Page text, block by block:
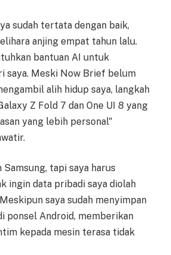
sudah tertata dengan baik,
anjing empat tahun lalu.
bantuan AI untuk
saya. Meski Now Brief belum
alih hidup saya, langkah
Z Fold 7 dan One UI 8 yang
yang lebih personal"
Samsung, tapi saya harus
ingin data pribadi saya diolah
saya sudah menyimpan
ponsel Android, memberikan
kepada mesin terasa tidak